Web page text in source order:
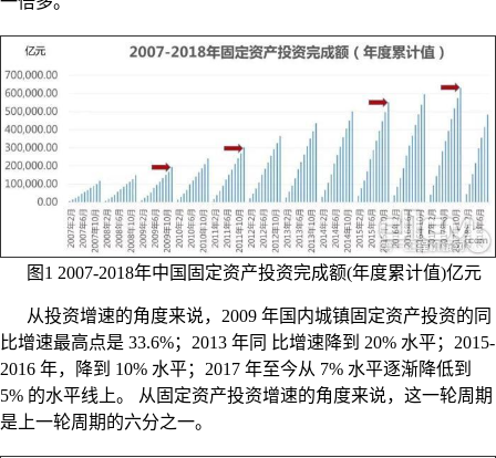
图1 2007-2018年中国固定资产投资完成额(年度累计值)亿元
从投资增速的角度来说，2009 年国内城镇固定资产投资的同
比增速最高点是 33.6%；2013 年同 比增速降到 20% 水平；2015-
2016 年，降到 10% 水平；2017 年至今从 7% 水平逐渐降低到
5% 的水平线上。 从固定资产投资增速的角度来说，这一轮周期
是上一轮周期的六分之一。